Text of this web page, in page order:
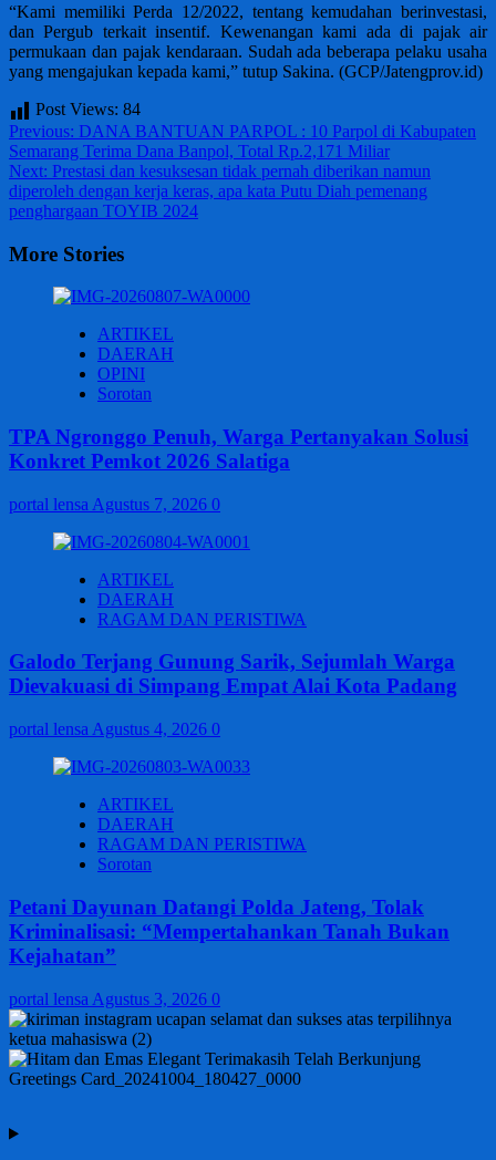
“Kami memiliki Perda 12/2022, tentang kemudahan berinvestasi,
dan Pergub terkait insentif. Kewenangan kami ada di pajak air
permukaan dan pajak kendaraan. Sudah ada beberapa pelaku usaha
yang mengajukan kepada kami,” tutup Sakina. (GCP/Jatengprov.id)
Post Views: 84
Post
navigation
Previous: DANA BANTUAN PARPOL : 10 Parpol di Kabupaten
Semarang Terima Dana Banpol, Total Rp.2,171 Miliar
Next: Prestasi dan kesuksesan tidak pernah diberikan namun
diperoleh dengan kerja keras, apa kata Putu Diah pemenang
penghargaan TOYIB 2024
More Stories
ARTIKEL
DAERAH
OPINI
Sorotan
TPA Ngronggo Penuh, Warga Pertanyakan Solusi
Konkret Pemkot 2026 Salatiga
portal lensa Agustus 7, 2026 0
ARTIKEL
DAERAH
RAGAM DAN PERISTIWA
Galodo Terjang Gunung Sarik, Sejumlah Warga
Dievakuasi di Simpang Empat Alai Kota Padang
portal lensa Agustus 4, 2026 0
ARTIKEL
DAERAH
RAGAM DAN PERISTIWA
Sorotan
Petani Dayunan Datangi Polda Jateng, Tolak
Kriminalisasi: “Mempertahankan Tanah Bukan
Kejahatan”
portal lensa Agustus 3, 2026 0